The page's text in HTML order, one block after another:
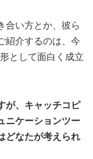
合い方とか、彼ら
紹介するのは、今
として面白く成立
、キャッチコピ
ニケーションツー
どなたが考えられ